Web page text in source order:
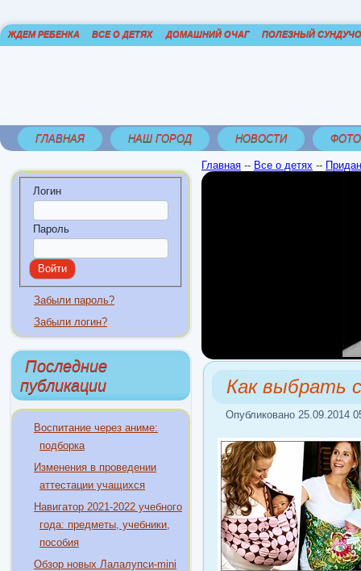
ЖДЕМ РЕБЕНКА ВСЕ О ДЕТЯХ ДОМАШНИЙ ОЧАГ ПОЛЕЗНЫЙ
ГЛАВНАЯ НАШ ГОРОД НОВОСТИ
Логин
Пароль
Забыли пароль?
Забыли логин?
Последние
публикации
Воспитание через аниме:
подборка
Изменения в проведении
аттестации учащихся
Навигатор 2021-2022 учебного
года: предметы, учебники,
пособия
Обзор новых Лалалупси-mini
Главная -- Все о детях --
Как выбрать
Опубликовано 25.09.2014